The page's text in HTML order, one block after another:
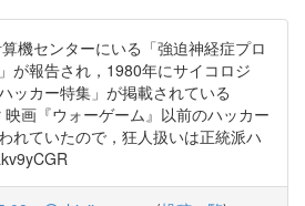
機センターにいる「強迫神経症プロ
が報告され，1980年にサイコロジ
ッカー特集」が掲載されている
画『ウォーゲーム』以前のハッカー
れていたので，狂人扱いは正統派ハ